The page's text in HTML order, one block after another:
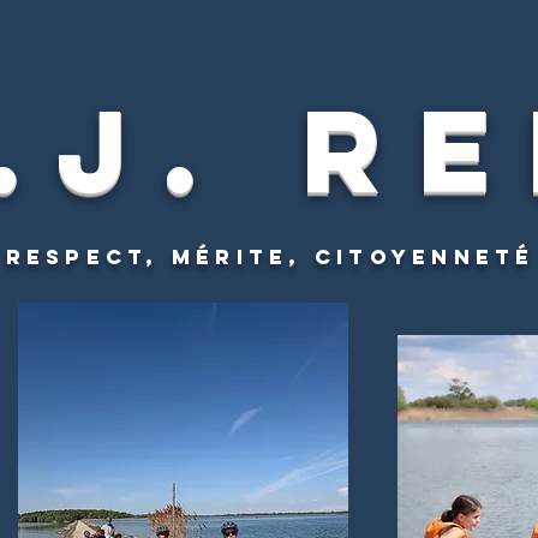
Respect, mérite, citoyenneté